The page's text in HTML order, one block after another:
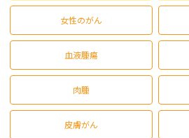
女性のがん
血液腫瘍
肉腫
皮膚がん